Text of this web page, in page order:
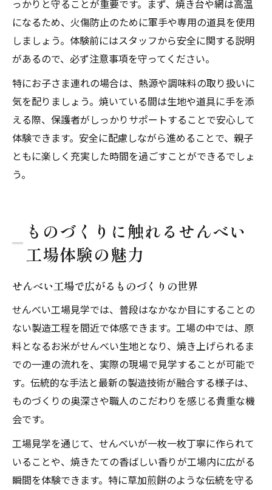
っかりと守ることが重要です。まず、焼き台や網は高温
になるため、火傷防止のために軍手や専用の道具を使用
しましょう。体験前にはスタッフから安全に関する説明
があるので、必ず注意事項を守ってください。
特にお子さま連れの場合は、熱源や調味料の取り扱いに
気を配りましょう。焼いている間は生地や道具に手を添
える際、保護者がしっかりサポートすることで安心して
体験できます。安全に配慮しながら進めることで、親子
ともに楽しく充実した時間を過ごすことができるでしょ
う。
ものづくりに触れるせんべい
工場体験の魅力
せんべい工場で広がるものづくりの世界
せんべい工場見学では、普段はなかなか目にすることの
ない製造工程を間近で体感できます。工場の中では、原
料となるお米がせんべい生地となり、焼き上げられるま
での一連の流れを、実際の現場で見学することが可能で
す。伝統的な手法と最新の製造技術が融合する様子は、
ものづくりの奥深さや職人のこだわりを感じる貴重な機
会です。
工場見学を通じて、せんべいが一枚一枚丁寧に作られて
いることや、焼きたての香ばしい香りが工場内に広がる
瞬間を体験できます。特に草加煎餅のような伝統を守る